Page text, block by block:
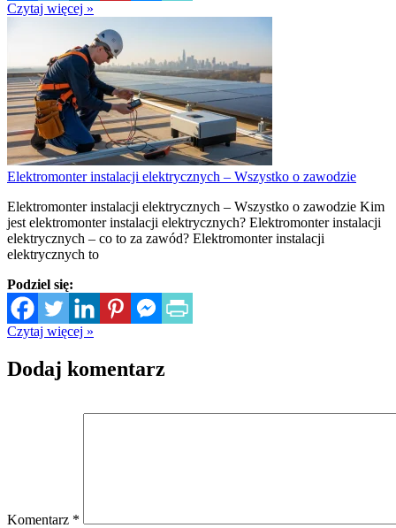
Czytaj więcej »
Elektromonter instalacji elektrycznych – Wszystko o zawodzie
Elektromonter instalacji elektrycznych – Wszystko o zawodzie Kim
jest elektromonter instalacji elektrycznych? Elektromonter instalacji
elektrycznych – co to za zawód? Elektromonter instalacji
elektrycznych to
Podziel się:
Czytaj więcej »
Dodaj komentarz
Komentarz *